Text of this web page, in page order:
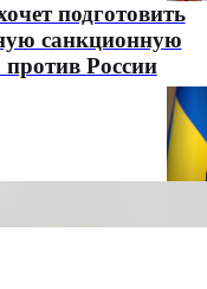
подготовить
санкционную
России